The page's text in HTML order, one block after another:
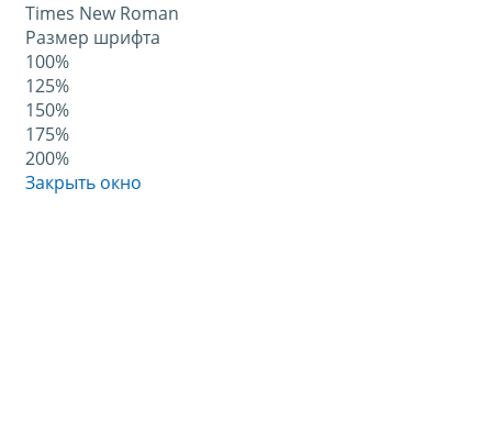
Times New Roman
Размер шрифта
100%
125%
150%
175%
200%
Закрыть окно